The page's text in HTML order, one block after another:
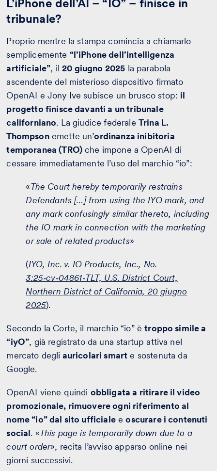
L’iPhone dell’AI – “IO” – finisce in
tribunale?
Proprio mentre la stampa comincia a chiamarlo
semplicemente “l’iPhone dell’intelligenza
artificiale”, il20 giugno 2025 la parabola
ascendente del misterioso dispositivo firmato
OpenAI e Jony Ive subisce un brusco stop: il
progetto finisce davanti a un tribunale
californiano. La giudice federale Trina L.
Thompsonemette un’ordinanza inibitoria
temporanea (TRO) che impone a OpenAI di
cessare immediatamente l’uso del marchio “io”:
«The Court hereby temporarily restrains
Defendants […] from using the IYO mark, and
any mark confusingly similar thereto, including
the IO mark in connection with the marketing
or sale of related products»
(IYO, Inc. v. IO Products, Inc., No.
3:25‑cv‑04861‑TLT, U.S. District Court,
Northern District of California, 20 giugno
2025).
Secondo la Corte, il marchio “io” ètroppo simile a
“iyO”, già registrato da una startup attiva nel
mercato degli auricolari smart e sostenuta da
Google.
OpenAI viene quindi obbligata a ritirare il video
promozionale, rimuovere ogni riferimento al
nome “io” dal sito ufficialeeoscurare i contenuti
social. «This page is temporarily down due to a
court order», recita l’avviso apparso online nei
giorni successivi.